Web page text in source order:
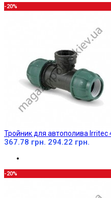
-20%
Тройник для автополива Irritec
367.78 грн. 294.22 грн.
-20%